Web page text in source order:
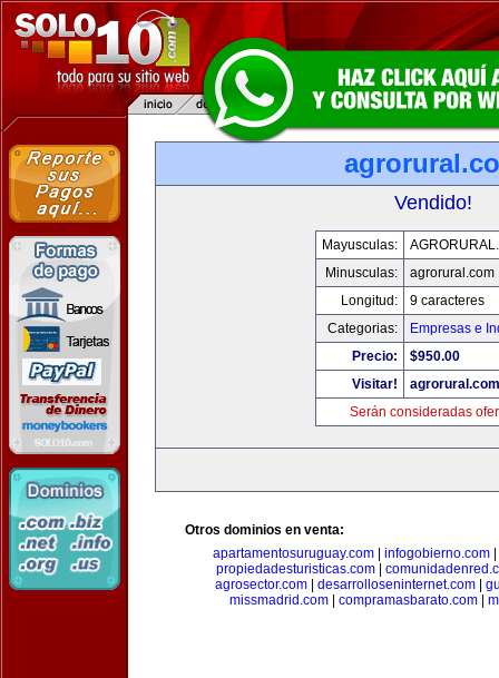
Vendido!
Mayusculas:
Minusculas:
agrorural.com
Longitud:
9 caracteres
Categorias:
Empresas e
Precio:
$950.00
Visitar!
agrorural.com
Serán consideradas
Otros dominios en venta:
apartamentosuruguay.com
infogobierno.com
propiedadesturisticas.com|
agrosector.com
desarrolloseninternet.com
missmadrid.com| compramasbarato.com|